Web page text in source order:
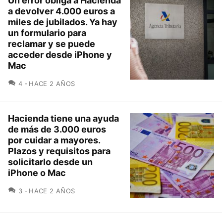
a devolver 4.000 euros a
miles de jubilados. Ya hay
un formulario para
reclamar y se puede
acceder desde iPhone y
Mac
4 COMENTARIOS
HACE 2 AÑOS
Hacienda tiene una ayuda
de más de 3.000 euros
por cuidar a mayores.
Plazos y requisitos para
solicitarlo desde un
iPhone o Mac
3 COMENTARIOS
HACE 2 AÑOS